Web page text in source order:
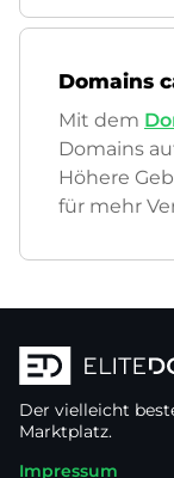
Domains
Mit dem
Domains
Höhere
für mehr
Der vielleicht
Marktplatz.
Impressum